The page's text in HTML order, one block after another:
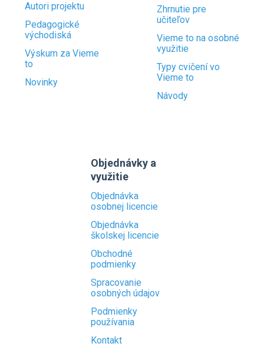
Autori projektu
Pedagogické
východiská
Výskum za Vieme
to
Novinky
Zhrnutie pre
učiteľov
Vieme to na osobné
využitie
Typy cvičení vo
Vieme to
Návody
Objednávky a
využitie
Objednávka
osobnej licencie
Objednávka
školskej licencie
Obchodné
podmienky
Spracovanie
osobných údajov
Podmienky
používania
Kontakt